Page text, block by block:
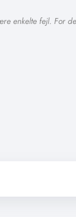
enkelte fejl. For